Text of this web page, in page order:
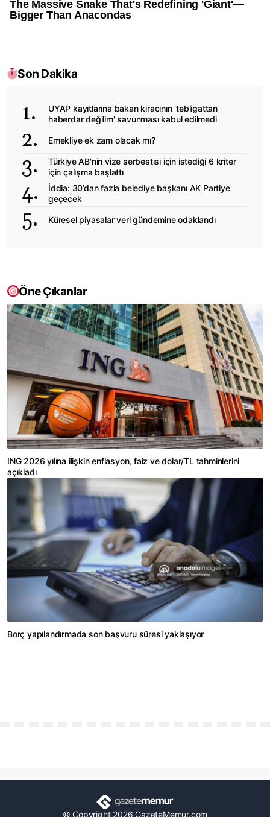
Son Dakika
UYAP kayıtlarına bakan kiracının 'tebligattan
haberdar değilim' savunması kabul edilmedi
Emekliye ek zam olacak mı?
Türkiye AB'nin vize serbestisi için istediği 6 kriter
için çalışma başlattı
İddia: 30’dan fazla belediye başkanı AK Partiye
geçecek
Küresel piyasalar veri gündemine odaklandı
Öne Çıkanlar
ING 2026 yılına ilişkin enflasyon, faiz ve dolar/TL tahminlerini
açıkladı
Borç yapılandırmada son başvuru süresi yaklaşıyor
© Copyright 2026 GazeteMemur.com